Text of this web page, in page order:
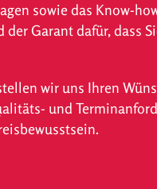
sowie das Know-
Garant dafür, dass
wir uns Ihren
und